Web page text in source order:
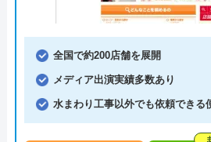
全国で約200店舗を展開
メディア出演実績多数あり
水まわり工事以外でも依頼できる